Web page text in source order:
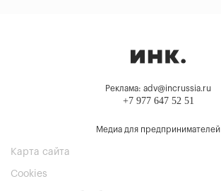
Реклама: adv@incrussia.ru
+7 977 647 52 51
Медиа для предпринимателей
Карта сайта
Cookies